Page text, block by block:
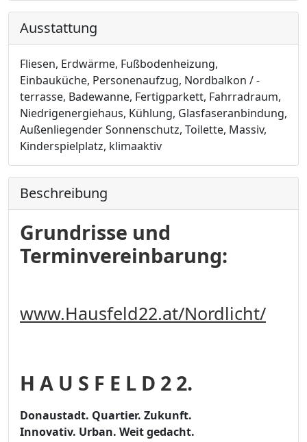
Ausstattung
Fliesen, Erdwärme, Fußbodenheizung,
Einbauküche, Personenaufzug, Nordbalkon / -
terrasse, Badewanne, Fertigparkett, Fahrradraum,
Niedrigenergiehaus, Kühlung, Glasfaseranbindung,
Außenliegender Sonnenschutz, Toilette, Massiv,
Kinderspielplatz, klimaaktiv
Beschreibung
Grundrisse und
Terminvereinbarung:
www.Hausfeld22.at/Nordlicht/
H A U S F E L D 2 2.
Donaustadt. Quartier. Zukunft.
Innovativ. Urban. Weit gedacht.